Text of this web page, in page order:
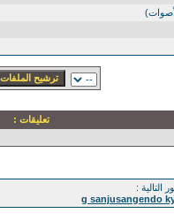
تعليقات :
التالية :
g sanjusangendo